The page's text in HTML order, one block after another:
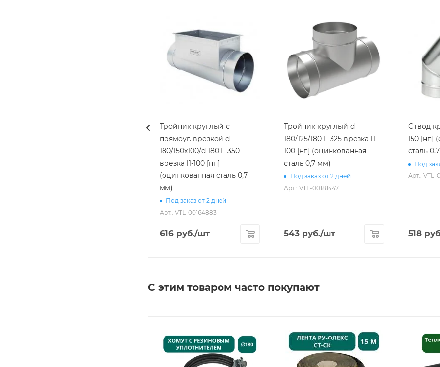
Тройник круглый с
прямоуг. врезкой d
180/150х100/d 180 L-350
врезка l1-100 [нп]
(оцинкованная сталь 0,7
мм)
Под заказ от 2 дней
Арт.: VTL-00164883
616 руб./шт
Тройник круглый d
180/125/180 L-325 врезка l1-
100 [нп] (оцинкованная
сталь 0,7 мм)
Под заказ от 2 дней
Арт.: VTL-00181447
543 руб./шт
Отвод
150 [нп]
сталь
Под
Арт.: VTL-
518
С этим товаром часто покупают